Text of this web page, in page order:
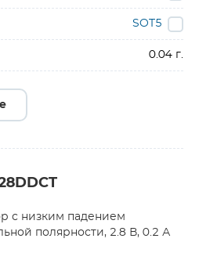
SOT5
0.04 г.
с низким падением
полярности, 2.8 В, 0.2 А